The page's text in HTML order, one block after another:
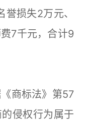
损失2万元、
7千元，合计9
商标法》第57
侵权行为属于